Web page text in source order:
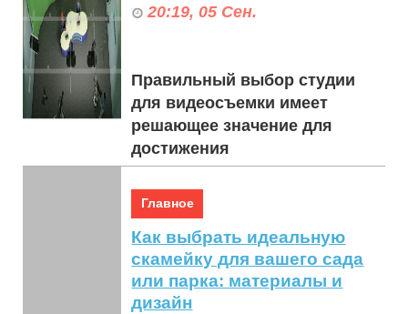
20:19, 05 Сен.
Правильный выбор студии
для видеосъемки имеет
решающее значение для
достижения
высококачественных
результатов и обеспечения
бесперебойного произв...
Главное
Как выбрать идеальную
скамейку для вашего сада
или парка: материалы и
дизайн